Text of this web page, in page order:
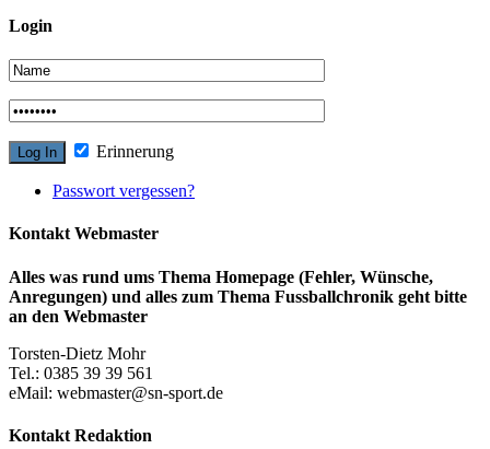
Login
Erinnerung
Passwort vergessen?
Kontakt Webmaster
Alles was rund ums Thema Homepage (Fehler, Wünsche,
Anregungen) und alles zum Thema Fussballchronik geht bitte
an den Webmaster
Torsten-Dietz Mohr
Tel.: 0385 39 39 561
eMail: webmaster@sn-sport.de
Kontakt Redaktion